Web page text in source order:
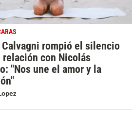
Calvagni rompió el silencio
relación con Nicolás
"Nos une el amor y la